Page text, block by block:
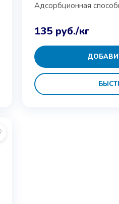
Адсорбционная
135 руб./кг